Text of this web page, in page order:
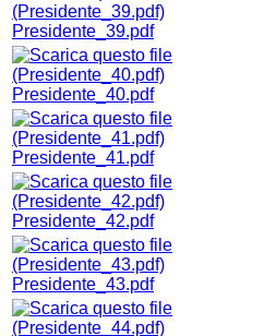
Presidente_39.pdf
Presidente_40.pdf
Presidente_41.pdf
Presidente_42.pdf
Presidente_43.pdf